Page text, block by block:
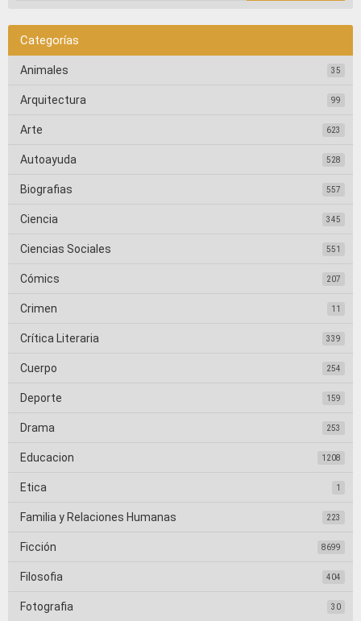
Categorías
Animales 35
Arquitectura 99
Arte 623
Autoayuda 528
Biografias 557
Ciencia 345
Ciencias Sociales 551
Cómics 207
Crimen 11
Crítica Literaria 339
Cuerpo 254
Deporte 159
Drama 253
Educacion 1208
Etica 1
Familia y Relaciones Humanas 223
Ficción 8699
Filosofia 404
Fotografia 30